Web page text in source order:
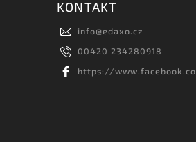
KONTAKT
info@edaxo.cz
00420 234280918
https://